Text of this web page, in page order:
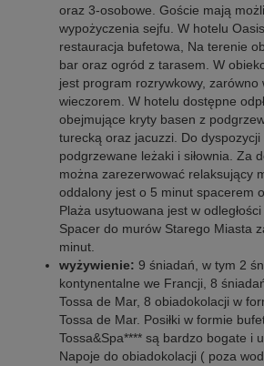
oraz 3-osobowe. Goście mają
wypożyczenia sejfu. W hotelu
restauracja bufetowa, Na terenie
bar oraz ogród z tarasem. W
jest program rozrywkowy, zarówno
wieczorem. W hotelu dostępne
obejmujące kryty basen z
turecką oraz jacuzzi. Do
podgrzewane leżaki i siłownia. Za
można zarezerwować relaksujący
oddalony jest o 5 minut spacerem
Plaża usytuowana jest w
Spacer do murów Starego Miasta
minut.
wyżywienie: 9 śniadań, w tym 2
kontynentalne we Francji, 8
Tossa de Mar, 8 obiadokolacji w
Tossa de Mar. Posiłki w formie
Tossa&Spa**** są bardzo bogate i
Napoje do obiadokolacji ( poza